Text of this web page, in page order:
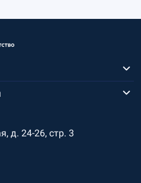
д. 24-26, стр. 3